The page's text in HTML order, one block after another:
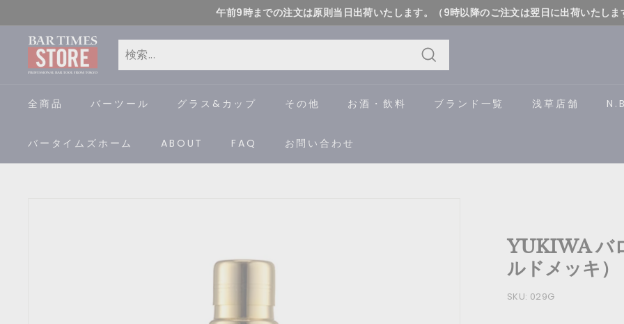
ン
ッ
ラ
イ
シ
を
午前9時までの注文は原則当日出荷いたします。（9時以降のご注文は翌日に出荷いたしま
B
A
R
T
I
索
じ
検
全商品 バーツール グラス&カップ その他 お酒・飲料 ブランド一覧 浅草店舗
バータイムズホーム ABOUT FAQ お問い合わせ
YUKIWA バ
ルドメッキ
SKU: 029G